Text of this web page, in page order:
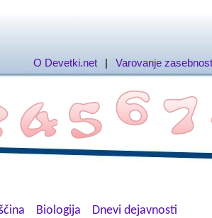
O Devetki.net | Varovanje
Biologija
Dnevi dejavnosti